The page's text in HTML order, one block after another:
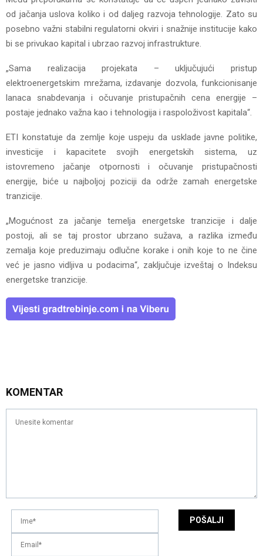
od jačanja uslova koliko i od daljeg razvoja tehnologije. Zato su
posebno važni stabilni regulatorni okviri i snažnije institucije kako
bi se privukao kapital i ubrzao razvoj infrastrukture.
„Sama realizacija projekata – uključujući pristup
elektroenergetskim mrežama, izdavanje dozvola, funkcionisanje
lanaca snabdevanja i očuvanje pristupačnih cena energije –
postaje jednako važna kao i tehnologija i raspoloživost kapitala“.
ETI konstatuje da zemlje koje uspeju da usklade javne politike,
investicije i kapacitete svojih energetskih sistema, uz
istovremeno jačanje otpornosti i očuvanje pristupačnosti
energije, biće u najboljoj poziciji da održe zamah energetske
tranzicije.
„Mogućnost za jačanje temelja energetske tranzicije i dalje
postoji, ali se taj prostor ubrzano sužava, a razlika između
zemalja koje preduzimaju odlučne korake i onih koje to ne čine
već je jasno vidljiva u podacima“, zaključuje izveštaj o Indeksu
energetske tranzicije.
KOMENTAR